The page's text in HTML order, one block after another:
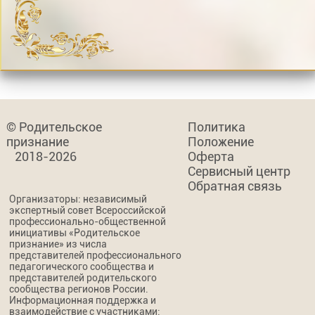
© Родительское
признание
2018-2026
Политика
Положение
Оферта
Сервисный центр
Обратная связь
Организаторы: независимый
экспертный совет Всероссийской
профессионально-общественной
инициативы «Родительское
признание» из числа
представителей профессионального
педагогического сообщества и
представителей родительского
сообщества регионов России.
Информационная поддержка и
взаимодействие с участниками: